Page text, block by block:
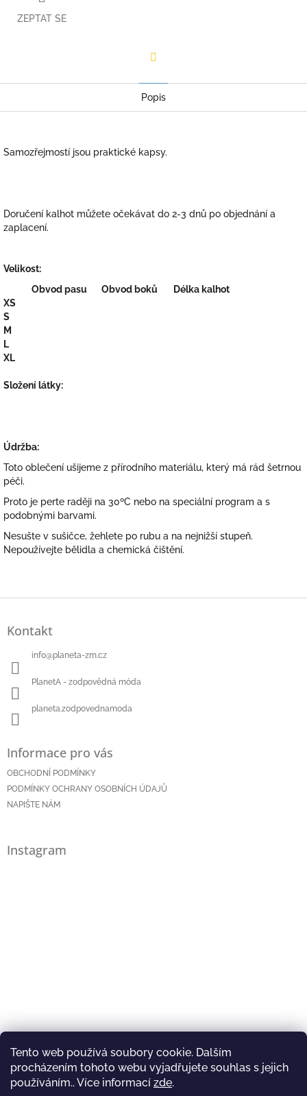
Tento web používá soubory cookie. Dalším
procházením tohoto webu vyjadřujete souhlas s jejich
používáním.. Více informací zde.
ZEPTAT SE
Popis
Samozřejmostí jsou praktické kapsy.
Doručení kalhot můžete očekávat do 2-3 dnů po objednání a
zaplacení.
Velikost:
Obvod pasu
Obvod boků
Délka kalhot
XS
S
M
L
XL
Složení látky:
Údržba:
Toto oblečení ušijeme z přírodního materiálu, který má rád šetrnou
péči.
Proto je perte raději na 30ºC nebo na speciální program a s
podobnými barvami.
Nesušte v sušičce, žehlete po rubu a na nejnižší stupeň.
Nepoužívejte bělidla a chemická čištění.
Z
Kontakt
info@planeta-zm.cz
PlanetA - zodpovědná móda
planeta.zodpovednamoda
Informace pro vás
OBCHODNÍ PODMÍNKY
PODMÍNKY OCHRANY OSOBNÍCH ÚDAJŮ
NAPIŠTE NÁM
Instagram
Sledovat na Instagramu